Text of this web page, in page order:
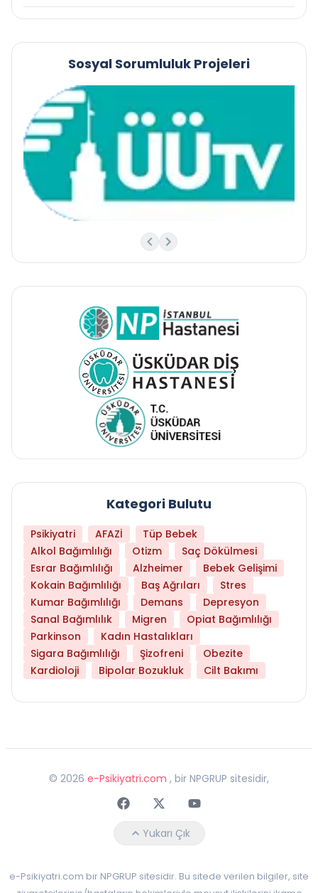
Sosyal Sorumluluk Projeleri
Kategori Bulutu
Psikiyatri AFAZİ
Tüp Bebek
Alkol Bağımlılığı
Otizm
Saç Dökülmesi
Esrar Bağımlılığı
Alzheimer
Bebek Gelişimi
Kokain Bağımlılığı
Baş Ağrıları
Stres
Kumar Bağımlılığı
Demans
Depresyon
Sanal Bağımlılık
Migren
Opiat Bağımlılığı
Parkinson
Kadın Hastalıkları
Sigara Bağımlılığı
Şizofreni
Obezite
Kardioloji
Bipolar Bozukluk Cilt Bakımı
© 2026 e-Psikiyatri.com , bir NPGRUP sitesidir,
FaceebokTwitterYoutube
Yukarı Çık
e-Psikiyatri.com bir NPGRUP sitesidir. Bu sitede verilen bilgiler, site